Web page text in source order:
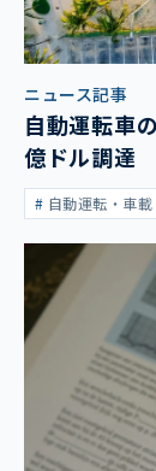
ニュース記事
自動運転車
億ドル調達
自動運転・車載